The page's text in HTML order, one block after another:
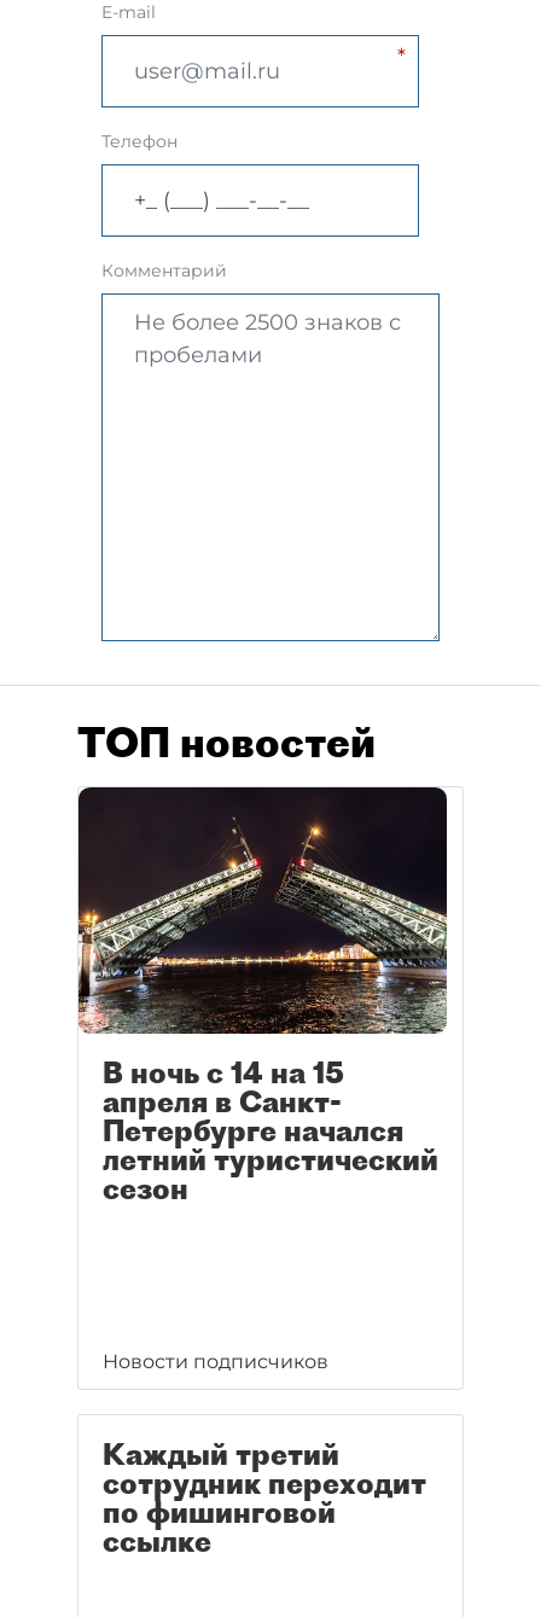
E-mail
Телефон
Комментарий
ТОП новостей
В ночь с 14 на 15
апреля в Санкт-
Петербурге начался
летний туристический
сезон
Новости подписчиков
Каждый третий
сотрудник переходит
по фишинговой
ссылке